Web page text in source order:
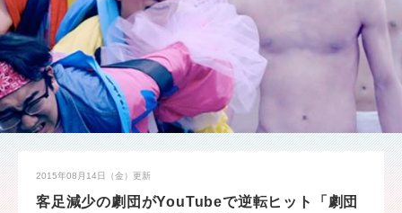
2015年08月14日（金） 更新
客足減少の劇団がYouTubeで逆転ヒット「劇団